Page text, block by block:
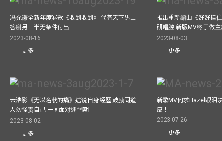
冯允谦全新年度冧歌《收到收到》 代普天下男士
答谢另一半无条件付出
2023-08-16
更多
推出重新编曲《好好挂
研唱腔 新版MV终于做主
2023-08-03
更多
云浩影《无以名状的痛》述说自身经歷 鼓励同道
人勿怪责自己 一同面对迷惘期
2023-08-02
更多
新歌MV何求Hazel眼泪
皮！
2023-07-26
更多